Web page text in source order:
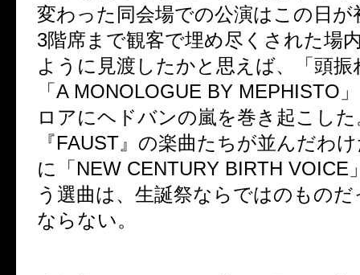
変わった同会場での公演はこの日が
3階席まで観客で埋め尽くされた場
ように見渡したかと思えば、「頭振
「A MONOLOGUE BY MEPHISTO
ロアにヘドバンの嵐を巻き起こし
『FAUST』の楽曲たちが並んだわ
に「NEW CENTURY BIRTH VOICE
う選曲は、生誕祭ならではのもの
ならない。